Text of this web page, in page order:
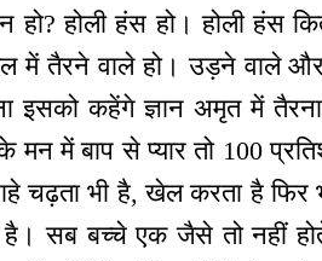
हो? होली हंस हो। होली हंस
में तैरने वाले हो। उड़ने वाले
इसको कहेंगे ज्ञान अमृत में
मन में बाप से प्यार तो 100
चढ़ता भी है, खेल करता है
सब बच्चे एक जैसे तो नहीं